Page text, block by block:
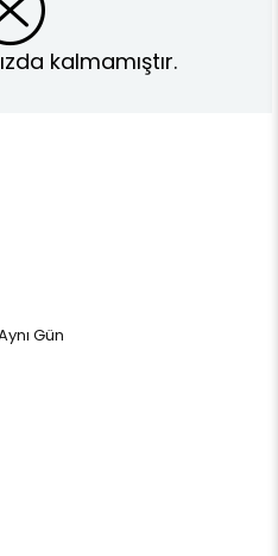
kalmamıştır.
Gün